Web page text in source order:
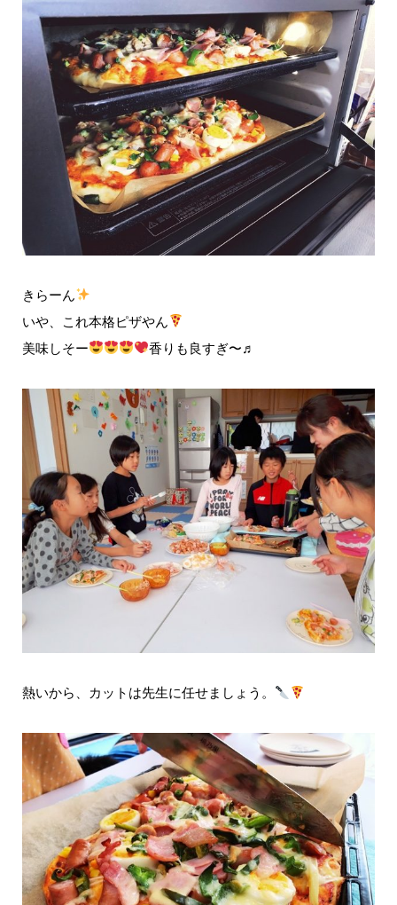
きらーん
いや、これ本格ピザやん
美味しそー
香りも良すぎ〜♬
熱いから、カットは先生に任せましょう。